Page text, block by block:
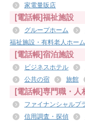
家電量販店
[電話帳]福祉施設
グループホーム
福祉施設・有料老人ホーム
[電話帳]宿泊施設
ビジネスホテル
公共の宿
旅館
[電話帳]専門職・人
ファイナンシャルプ
信用調査・探偵